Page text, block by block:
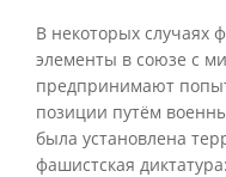
В некоторых случаях
элементы в союзе с
предпринимают
позиции путём
была установлена
фашистская